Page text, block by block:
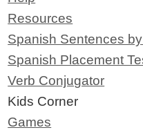
Resources
Spanish Sentences
Spanish Placement
Verb Conjugator
Kids Corner
Games